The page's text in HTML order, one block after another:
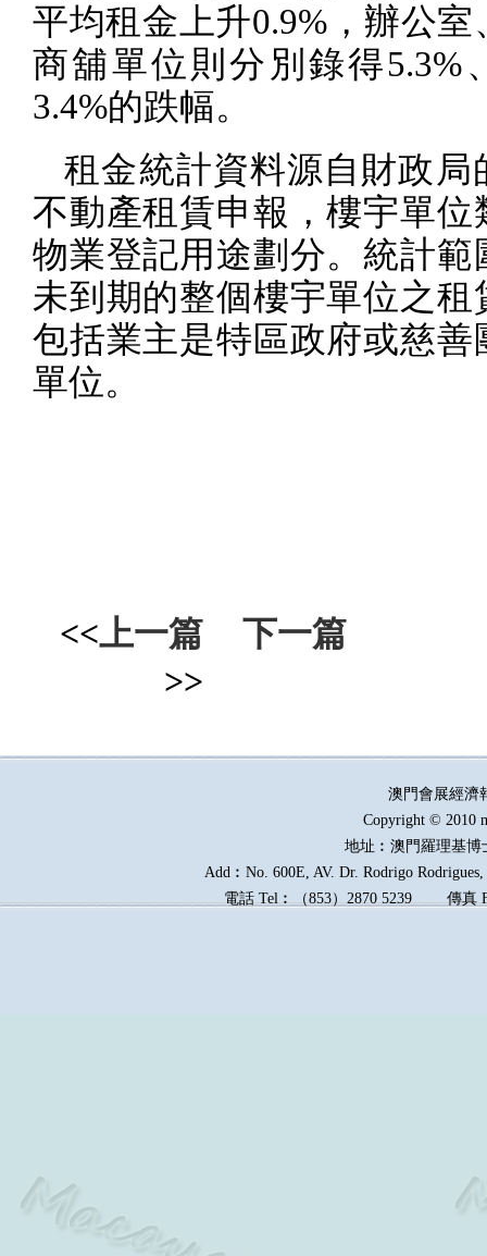
平均租金上升0.9%，辦公室
商舖單位則分別錄得5.3%
3.4%的跌幅。
租金統計資料源自財政局
不動產租賃申報，樓宇單位
物業登記用途劃分。統計範
未到期的整個樓宇單位之租
包括業主是特區政府或慈善
單位。
<<上一篇
下一篇
>>
澳門會展經
Copyright © 2010
地址︰澳門羅理基博
Add︰No. 600E, AV. Dr. Rodrigo
電話 Tel︰（853）2870 5239傳真